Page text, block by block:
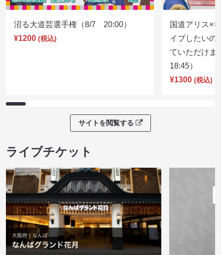
沼る大道芸選手権（8/7 20:00）
¥1200 (税込)
国道アリス×
イブしたいの
ていただけ
18:45）
¥1300 (税込)
サイトを閲覧する
ライブチケット